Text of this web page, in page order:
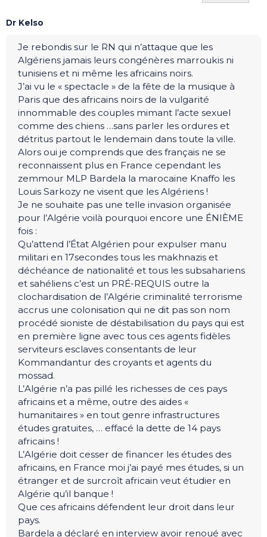
Dr Kelso
Je rebondis sur le RN qui n’attaque que les
Algériens jamais leurs congénères marroukis ni
tunisiens et ni même les africains noirs.
J’ai vu le « spectacle » de la fête de la musique à
Paris que des africains noirs de la vulgarité
innommable des couples mimant l’acte sexuel
comme des chiens …sans parler les ordures et
détritus partout le lendemain dans toute la ville.
Alors oui je comprends que des français ne se
reconnaissent plus en France cependant les
zemmour MLP Bardela la marocaine Knaffo les
Louis Sarkozy ne visent que les Algériens !
Je ne souhaite pas une telle invasion organisée
pour l’Algérie voilà pourquoi encore une ÉNIÈME
fois :
Qu’attend l’État Algérien pour expulser manu
militari en 17secondes tous les makhnazis et
déchéance de nationalité et tous les subsahariens
et sahéliens c’est un PRÉ-REQUIS outre la
clochardisation de l’Algérie criminalité terrorisme
accrus une colonisation qui ne dit pas son nom
procédé sioniste de déstabilisation du pays qui est
en première ligne avec tous ces agents fidèles
serviteurs esclaves consentants de leur
Kommandantur des croyants et agents du
mossad.
L’Algérie n’a pas pillé les richesses de ces pays
africains et a même, outre des aides «
humanitaires » en tout genre infrastructures
études gratuites, … effacé la dette de 14 pays
africains !
L’Algérie doit cesser de financer les études des
africains, en France moi j’ai payé mes études, si un
étranger et de surcroît africain veut étudier en
Algérie qu’il banque !
Que ces africains défendent leur droit dans leur
pays.
Bardela a déclaré en interview avoir renoué avec